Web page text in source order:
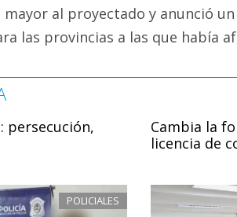
mayor al proyectado y anunció
las provincias a las que había
persecución,
POLICIALES
Cambia la
licencia de